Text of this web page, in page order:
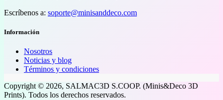
Escríbenos a: soporte@minisanddeco.com
Información
Nosotros
Noticias y blog
Términos y condiciones
Copyright © 2026, SALMAC3D S.COOP. (Minis&Deco 3D
Prints). Todos los derechos reservados.